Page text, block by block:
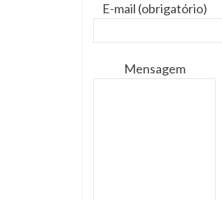
E-mail (obrigatório)
Mensagem